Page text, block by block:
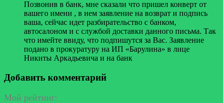
Позвонив в банк, мне сказали что пришел конверт от
вашего имени , в нем заявление на возврат и подпись
ваша, сейчас идет разбирательство с банком,
автосалоном и с службой доставки данного письма. Так
что имейте ввиду, что подпишутся за Вас. Заявление
подано в прокуратуру на ИП «Барулина» в лице
Никиты Аркадьевича и на банк
Добавить комментарий
Мой рейтинг: